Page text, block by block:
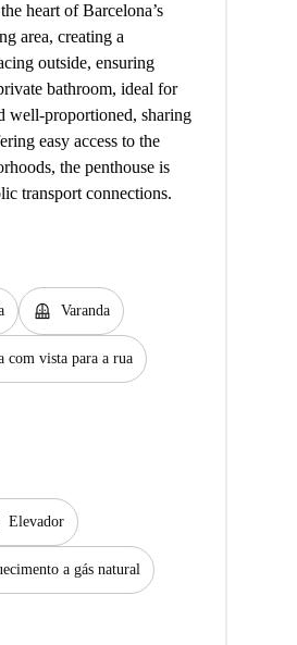
heart of Barcelona’s
area, creating a
outside, ensuring
bathroom, ideal for
well-proportioned, sharing
easy access to the
the penthouse is
transport connections.
balcony Varanda
com vista para a rua
Elevador
a gás natural